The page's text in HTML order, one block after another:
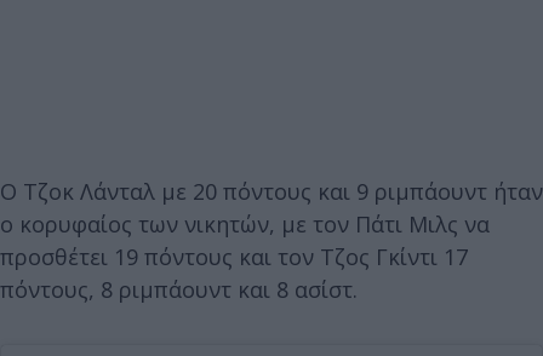
Ο Τζοκ Λάνταλ με 20 πόντους και 9 ριμπάουντ ήταν
ο κορυφαίος των νικητών, με τον Πάτι Μιλς να
προσθέτει 19 πόντους και τον Τζος Γκίντι 17
πόντους, 8 ριμπάουντ και 8 ασίστ.